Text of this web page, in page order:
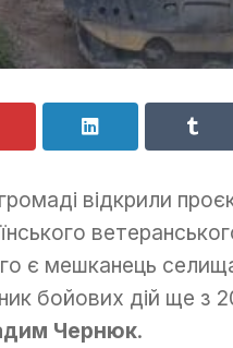
відкрили
є мешканець
бойових дій ще з
Чернюк.